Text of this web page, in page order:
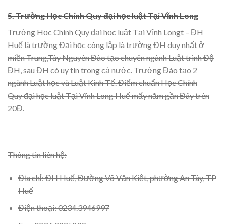
5. Trường Học Chính Quy đại học luật Tại Vĩnh Long
Trường Học Chính Quy đại học luật Tại Vĩnh Longt – ĐH
Huế là trường Đại học công lập là trường ĐH duy nhất ở
miền Trung,Tây Nguyên Đào tạo chuyên ngành Luật trình Độ
ĐH, sau ĐH có uy tín trong cả nước. Trường Đào tạo 2
ngành Luật học và Luật Kinh Tế. Điểm chuẩn Học Chính
Quy đại học luật Tại Vĩnh Long Huế mấy năm gần Đây trên
20Đ.
Thông tin liên hệ:
Địa chỉ: ĐH Huế, Đường Võ Văn Kiệt, phường An Tây, TP
Huế
Điện thoại: 0234.3946997